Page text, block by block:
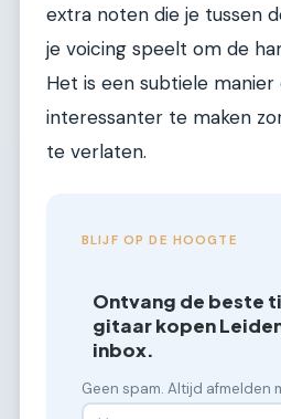
extra noten die je tussen
je voicing speelt om de
Het is een subtiele
interessanter te maken
te verlaten.
BLIJF OP DE HOOGTE
Ontvang de beste
gitaar kopen
inbox.
Geen spam. Altijd afmelden